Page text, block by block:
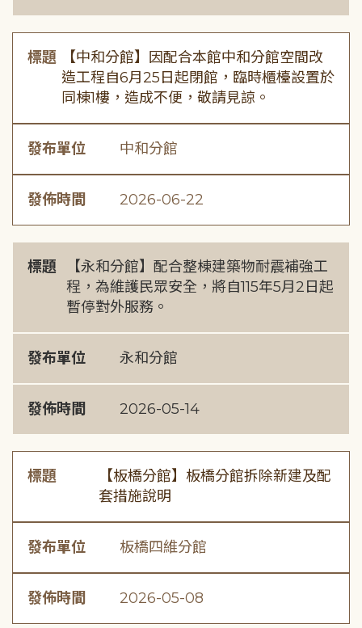
標題
【中和分館】因配合本館中和分館空間改
造工程自6月25日起閉館，臨時櫃檯設置於
同棟1樓，造成不便，敬請見諒。
發布單位 中和分館
發佈時間 2026-06-22
標題
【永和分館】配合整棟建築物耐震補強工
程，為維護民眾安全，將自115年5月2日起
暫停對外服務。
發布單位 永和分館
發佈時間 2026-05-14
標題
【板橋分館】板橋分館拆除新建及配
套措施說明
發布單位 板橋四維分館
發佈時間 2026-05-08